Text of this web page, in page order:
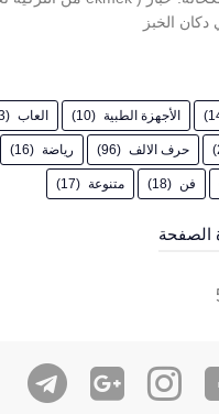
دكان الخبز
الأجهزة الطبية (10) العاب
حرف الالف (96) رياضة (16)
فن (18) متنوعة (17)
الصفحة